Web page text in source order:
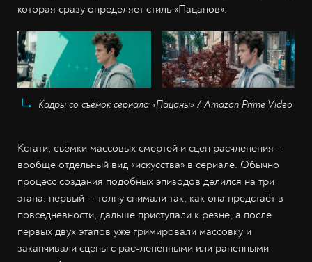
которая сразу определяет стиль «Пацанов».
Кадры со съёмок сериала «Пацаны» / Amazon Prime Video
Кстати, съёмки массовых смертей и сцен расчленения —
вообще отдельный вид «искусства» в сериале. Обычно
процесс создания подобных эпизодов делился на три
этапа: первый — толпу снимали так, как она предстаёт в
повседневности, дальше приступали к резне, а после
первых двух этапов уже гримировали массовку и
заканчивали сцены с расчленёнными или раненными